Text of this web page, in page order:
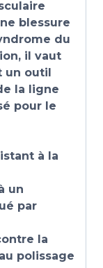
blessure
du
il vaut
un outil
la ligne
pour le
à la
un
par
la
polissage